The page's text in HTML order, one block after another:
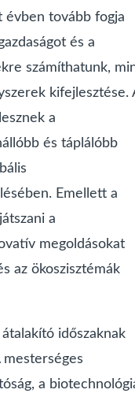
évben tovább fogja
és a
számíthatunk,
kifejlesztése.
a
és táplálóbb
Emellett a
a
megoldásokat
az ökoszisztémák
időszaknak
mesterséges
a